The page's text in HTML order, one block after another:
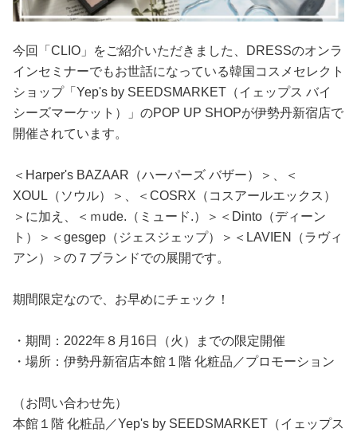
今回「CLIO」をご紹介いただきました、DRESSのオンラ
インセミナーでもお世話になっている韓国コスメセレクト
ショップ「Yep's by SEEDSMARKET（イェップス バイ
シーズマーケット）」のPOP UP SHOPが伊勢丹新宿店で
開催されています。
＜Harper's BAZAAR（ハーパーズ バザー）＞、＜
XOUL（ソウル）＞、＜COSRX（コスアールエックス）
＞に加え、＜ｍude.（ミュード.）＞＜Dinto（ディーン
ト）＞＜gesgep（ジェスジェップ）＞＜LAVIEN（ラヴィ
アン）＞の７ブランドでの展開です。
期間限定なので、お早めにチェック！
・期間：2022年８月16日（火）までの限定開催
・場所：伊勢丹新宿店本館１階 化粧品／プロモーション
（お問い合わせ先）
本館１階 化粧品／Yep's by SEEDSMARKET（イェップス